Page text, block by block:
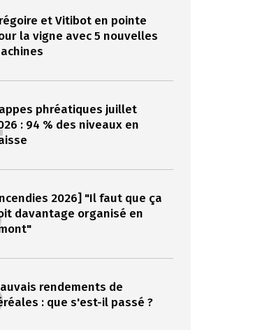
et Vitibot en pointe
la vigne avec 5 nouvelles
phréatiques juillet
: 94 % des niveaux en
2026] "Il faut que ça
davantage organisé en
rendements de
: que s'est-il passé ?